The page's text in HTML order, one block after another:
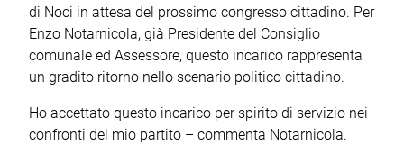
di Noci in attesa del prossimo congresso cittadino. Per
Enzo Notarnicola, già Presidente del Consiglio
comunale ed Assessore, questo incarico rappresenta
un gradito ritorno nello scenario politico cittadino.
Ho accettato questo incarico per spirito di servizio nei
confronti del mio partito – commenta Notarnicola.